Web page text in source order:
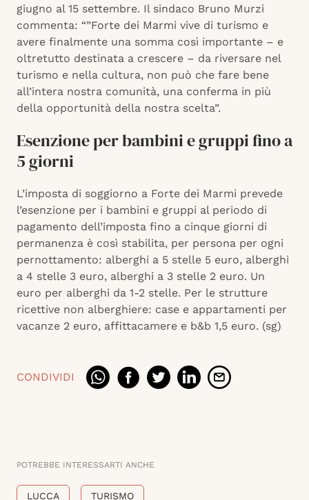
giugno al 15 settembre. Il sindaco Bruno Murzi
commenta: “”Forte dei Marmi vive di turismo e
avere finalmente una somma così importante – e
oltretutto destinata a crescere – da riversare nel
turismo e nella cultura, non può che fare bene
all’intera nostra comunità, una conferma in più
della opportunità della nostra scelta”.
Esenzione per bambini e gruppi fino a
5 giorni
L’imposta di soggiorno a Forte dei Marmi prevede
l’esenzione per i bambini e gruppi al periodo di
pagamento dell’imposta fino a cinque giorni di
permanenza è così stabilita, per persona per ogni
pernottamento: alberghi a 5 stelle 5 euro, alberghi
a 4 stelle 3 euro, alberghi a 3 stelle 2 euro. Un
euro per alberghi da 1-2 stelle. Per le strutture
ricettive non alberghiere: case e appartamenti per
vacanze 2 euro, affittacamere e b&b 1,5 euro. (sg)
CONDIVIDI
POTREBBE INTERESSARTI ANCHE
LUCCA TURISMO